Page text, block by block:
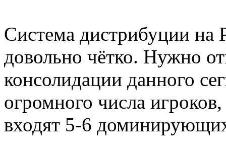
Система дистрибуции на
довольно чётко. Нужно
консолидации данного
огромного числа
входят 5-6